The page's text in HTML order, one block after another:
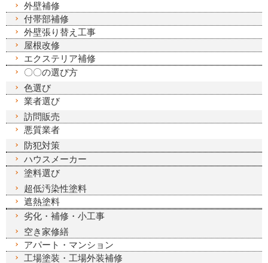
外壁補修
付帯部補修
外壁張り替え工事
屋根改修
エクステリア補修
〇〇の選び方
色選び
業者選び
訪問販売
悪質業者
防犯対策
ハウスメーカー
塗料選び
超低汚染性塗料
遮熱塗料
劣化・補修・小工事
空き家修繕
アパート・マンション
工場塗装・工場外装補修